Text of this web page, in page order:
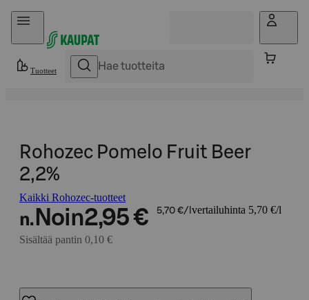
Hyppää sisältöön
Tuotteet
Rohozec Pomelo Fruit Beer
2,2%
Kaikki Rohozec-tuotteet
n. Noin2,95 € 5,70 €/l vertailuhinta 5,70 €/l
Sisältää pantin 0,10 €